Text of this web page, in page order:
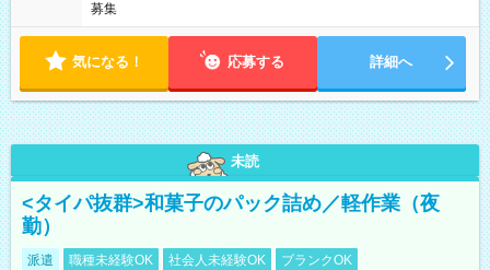
募集
気になる！ 応募する 詳細へ
未読
<タイパ抜群>和菓子のパック詰め／軽作業（夜
勤）
派遣 職種未経験OK 社会人未経験OK
ブランクOK